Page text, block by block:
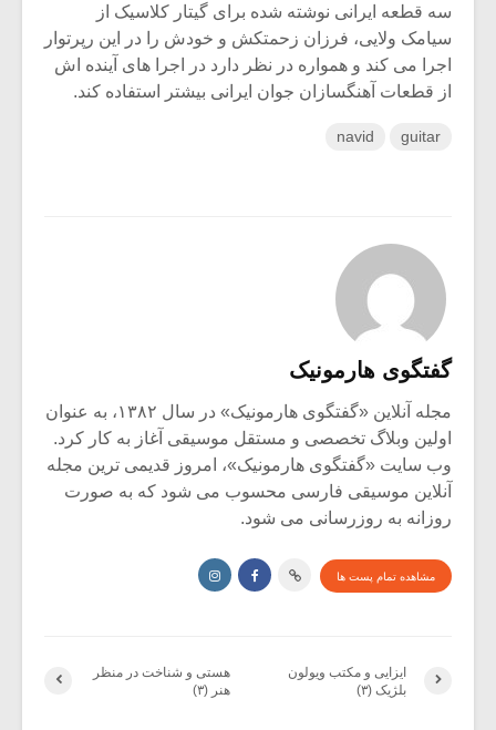
سه قطعه ایرانی نوشته شده برای گیتار کلاسیک از
سیامک ولایی، فرزان زحمتکش و خودش را در این رپرتوار
اجرا می کند و همواره در نظر دارد در اجرا های آینده اش
از قطعات آهنگسازان جوان ایرانی بیشتر استفاده کند.
guitar
navid
گفتگوی هارمونیک
مجله آنلاین «گفتگوی هارمونیک» در سال ۱۳۸۲، به عنوان
اولین وبلاگ تخصصی و مستقل موسیقی آغاز به کار کرد.
وب سایت «گفتگوی هارمونیک»، امروز قدیمی ترین مجله
آنلاین موسیقی فارسی محسوب می شود که به صورت
روزانه به روزرسانی می شود.
مشاهده تمام پست ها
هستی و شناخت در منظر
هنر (۳)
ایزایی و مکتب ویولون
بلژیک (۳)